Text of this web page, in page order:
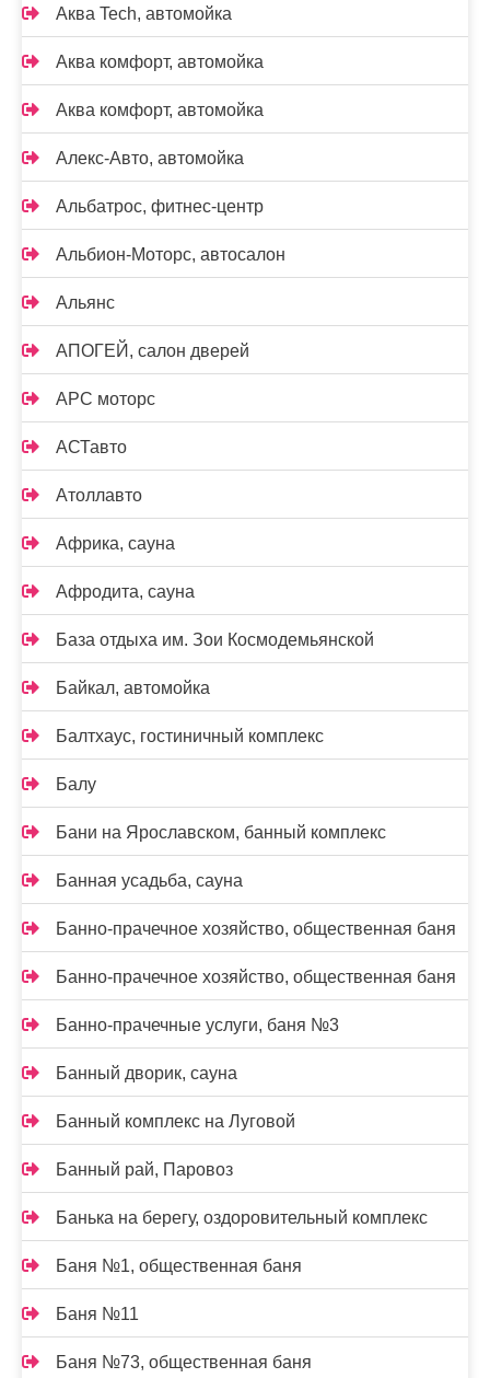
Аква Tech, автомойка
Аква комфорт, автомойка
Аква комфорт, автомойка
Алекс-Авто, автомойка
Альбатрос, фитнес-центр
Альбион-Моторс, автосалон
Альянс
АПОГЕЙ, салон дверей
АРС моторс
АСТавто
Атоллавто
Африка, сауна
Афродита, сауна
База отдыха им. Зои Космодемьянской
Байкал, автомойка
Балтхаус, гостиничный комплекс
Балу
Бани на Ярославском, банный комплекс
Банная усадьба, сауна
Банно-прачечное хозяйство, общественная баня
Банно-прачечное хозяйство, общественная баня
Банно-прачечные услуги, баня №3
Банный дворик, сауна
Банный комплекс на Луговой
Банный рай, Паровоз
Банька на берегу, оздоровительный комплекс
Баня №1, общественная баня
Баня №11
Баня №73, общественная баня